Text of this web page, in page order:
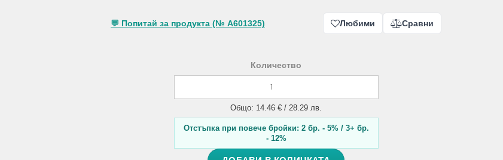
💬 Попитай за продукта (№ A601325) Любими Сравни
Количество
Общо: 14.46 € / 28.29 лв.
Отстъпка при повече бройки: 2 бр. - 5% / 3+ бр.
- 12%